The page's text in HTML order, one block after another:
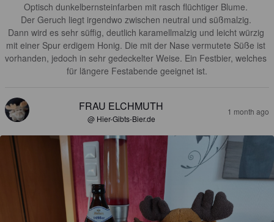
Optisch dunkelbernsteinfarben mit rasch flüchtiger Blume.
Der Geruch liegt irgendwo zwischen neutral und süßmalzig.
Dann wird es sehr süffig, deutlich karamellmalzig und leicht würzig
mit einer Spur erdigem Honig. Die mit der Nase vermutete Süße ist
vorhanden, jedoch in sehr gedeckelter Weise. Ein Festbier, welches
für längere Festabende geeignet ist.
FRAU ELCHMUTH
@ Hier-Gibts-Bier.de
1 month ago